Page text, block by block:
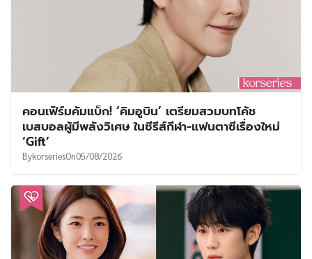
คอนเฟิร์มคัมแบ็ก! ‘คิมอูบิน’ เตรียมสวมบทโค้ช
เบสบอลผู้มีพลังวิเศษ ในซีรีส์กีฬา-แฟนตาซีเรื่องใหม่
‘Gift’
BykorseriesOn05/08/2026